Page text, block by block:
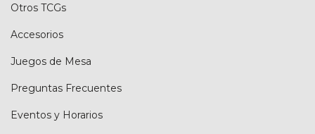
Otros TCGs
Accesorios
Juegos de Mesa
Preguntas Frecuentes
Eventos y Horarios